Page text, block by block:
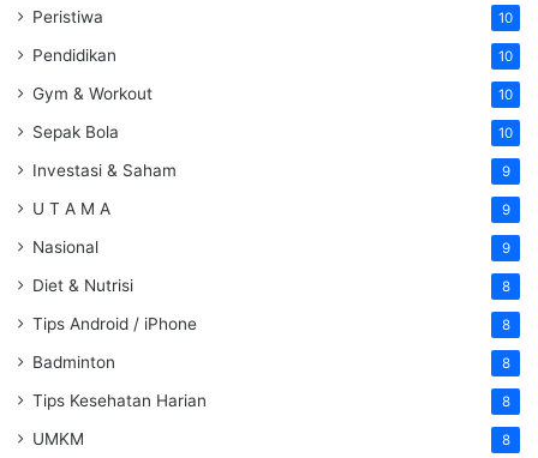
Peristiwa 10
Pendidikan 10
Gym & Workout 10
Sepak Bola 10
Investasi & Saham 9
U T A M A 9
Nasional 9
Diet & Nutrisi 8
Tips Android / iPhone 8
Badminton 8
Tips Kesehatan Harian 8
UMKM 8